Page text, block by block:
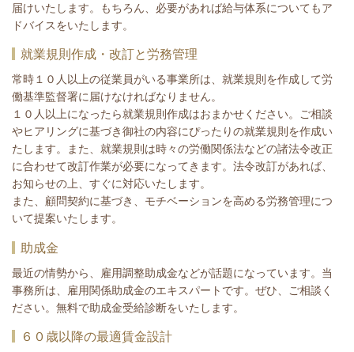
届けいたします。もちろん、必要があれば給与体系についてもア
ドバイスをいたします。
就業規則作成・改訂と労務管理
常時１０人以上の従業員がいる事業所は、就業規則を作成して労
働基準監督署に届けなければなりません。
１０人以上になったら就業規則作成はおまかせください。ご相談
やヒアリングに基づき御社の内容にぴったりの就業規則を作成い
たします。また、就業規則は時々の労働関係法などの諸法令改正
に合わせて改訂作業が必要になってきます。法令改訂があれば、
お知らせの上、すぐに対応いたします。
また、顧問契約に基づき、モチベーションを高める労務管理につ
いて提案いたします。
助成金
最近の情勢から、雇用調整助成金などが話題になっています。当
事務所は、雇用関係助成金のエキスパートです。ぜひ、ご相談く
ださい。無料で助成金受給診断をいたします。
６０歳以降の最適賃金設計